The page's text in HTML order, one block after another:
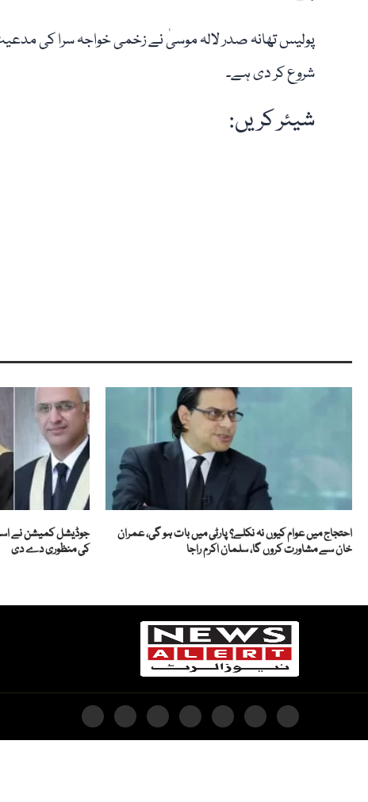
پولیس تھانہ صدر لالہ موسیٰ نے زخمی خواجہ سرا کی
شروع کر دی ہے۔
شیئر کریں:
احتجاج میں عوام کیوں نہ نکلے؟ پارٹی میں بات ہو گی، عمران
خان سے مشاورت کروں گا، سلمان اکرم راجا
کی منظوری دے دی